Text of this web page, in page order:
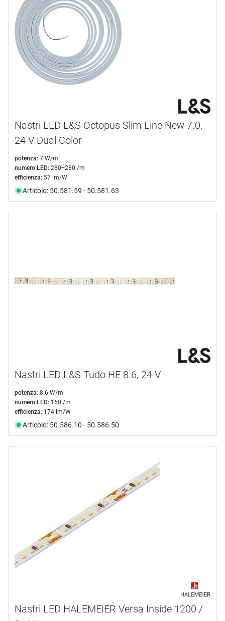
Nastri LED L&S Octopus Slim Line New 7.0,
24 V Dual Color
potenza: 7 W/m
numero LED: 280+280 /m
efficienza: 57 lm/W
Articolo: 50.581.59 - 50.581.63
Nastri LED L&S Tudo HE 8.6, 24 V
potenza: 8.6 W/m
numero LED: 160 /m
efficienza: 174 lm/W
Articolo: 50.586.10 - 50.586.50
Nastri LED HALEMEIER Versa Inside 1200 /